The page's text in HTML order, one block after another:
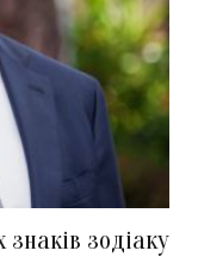
зодіаку